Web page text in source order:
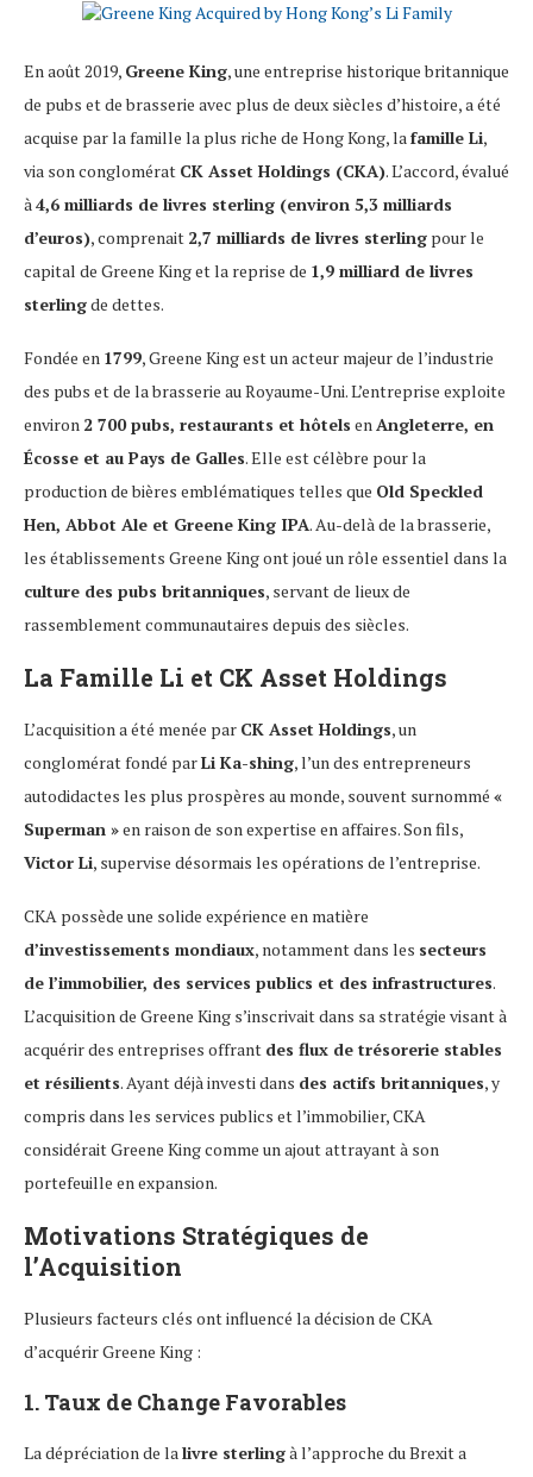
En août 2019, Greene King, une entreprise historique britannique
de pubs et de brasserie avec plus de deux siècles d’histoire, a été
acquise par la famille la plus riche de Hong Kong, lafamille Li,
via son conglomérat CK Asset Holdings (CKA). L’accord, évalué
à4,6 milliards de livres sterling (environ 5,3 milliards
d’euros), comprenait 2,7 milliards de livres sterling pour le
capital de Greene King et la reprise de 1,9 milliard de livres
sterlingde dettes.
Fondée en 1799, Greene King est un acteur majeur de l’industrie
des pubs et de la brasserie au Royaume-Uni. L’entreprise exploite
environ 2 700 pubs, restaurants et hôtels enAngleterre, en
Écosse et au Pays de Galles. Elle est célèbre pour la
production de bières emblématiques telles que Old Speckled
Hen, Abbot Ale et Greene King IPA. Au-delà de la brasserie,
les établissements Greene King ont joué un rôle essentiel dans la
culture des pubs britanniques, servant de lieux de
rassemblement communautaires depuis des siècles.
La Famille Li et CK Asset Holdings
L’acquisition a été menée par CK Asset Holdings, un
conglomérat fondé parLi Ka-shing, l’un des entrepreneurs
autodidactes les plus prospères au monde, souvent surnommé «
Superman »en raison de son expertise en affaires. Son fils,
Victor Li, supervise désormais les opérations de l’entreprise.
CKA possède une solide expérience en matière
d’investissements mondiaux, notamment dans les secteurs
de l’immobilier, des services publics et des infrastructures.
L’acquisition de Greene King s’inscrivait dans sa stratégie visant à
acquérir des entreprises offrant des flux de trésorerie stables
et résilients. Ayant déjà investi dans des actifs britanniques, y
compris dans les services publics et l’immobilier, CKA
considérait Greene King comme un ajout attrayant à son
portefeuille en expansion.
Motivations Stratégiques de
l’Acquisition
Plusieurs facteurs clés ont influencé la décision de CKA
d’acquérir Greene King :
1. Taux de Change Favorables
La dépréciation de lalivre sterlingà l’approche du Brexit a